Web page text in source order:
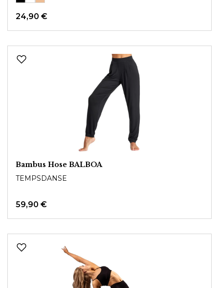
24,90 €
Bambus Hose BALBOA
TEMPSDANSE
59,90 €